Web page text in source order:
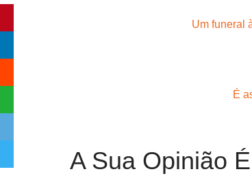
Um funeral
É
A Sua Opinião